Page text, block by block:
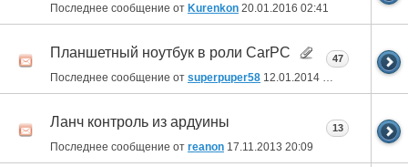
Последнее сообщение от Kurenkon 20.01.2016 02:41
Планшетный ноутбук в роли CarPC
Последнее сообщение от superpuper58 12.01.2014 16:49
47
Ланч контроль из ардуины
Последнее сообщение от reanon 17.11.2013 20:09
13